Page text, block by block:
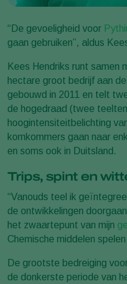
“De gevoeligheid voor
gaan gebruiken”, aldus
Kees Hendriks runt samen
hectare groot bedrijf aan
gebouwd in 2011 en telt
de hogedraad (twee
hoogintensiteitbelichting
komkommers gaan naar
en soms ook in Duitsland.
Trips, spint en
“Vanouds teel ik
de ontwikkelingen
het zwaartepunt van mijn
Chemische middelen
De grootste bedreiging
de donkerste periode van